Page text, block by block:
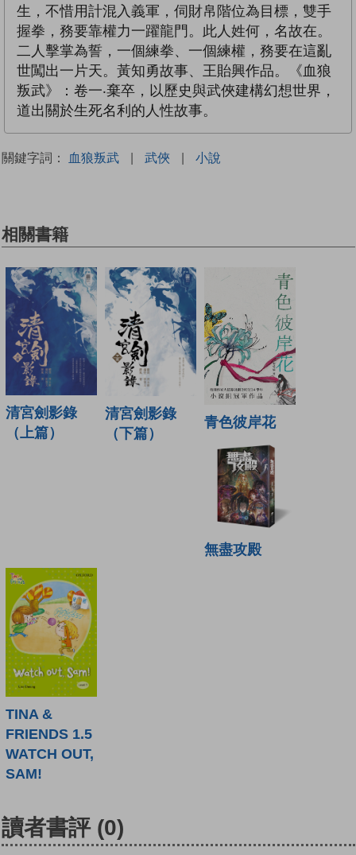
生，不惜用計混入義軍，伺財帛階位為目標，雙手
握拳，務要靠權力一躍龍門。此人姓何，名故在。
二人擊掌為誓，一個練拳、一個練權，務要在這亂
世闖出一片天。黃知勇故事、王貽興作品。《血狼
叛武》：卷一‧棄卒，以歷史與武俠建構幻想世界，
道出關於生死名利的人性故事。
關鍵字詞： 血狼叛武 | 武俠 | 小說
相關書籍
清宮劍影錄
（上篇）
清宮劍影錄
（下篇）
青色彼岸花
無盡攻殿
TINA &
FRIENDS 1.5
WATCH OUT,
SAM!
讀者書評 (0)